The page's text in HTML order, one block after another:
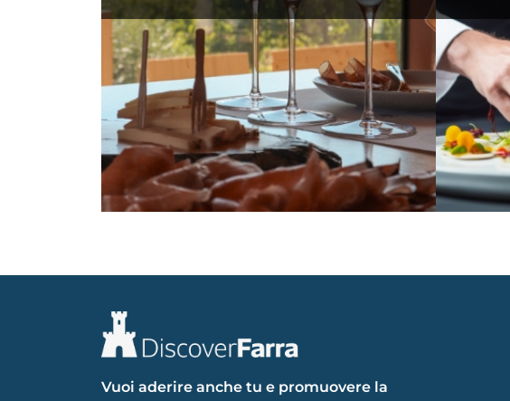
Vuoi aderire anche tu e promuovere la